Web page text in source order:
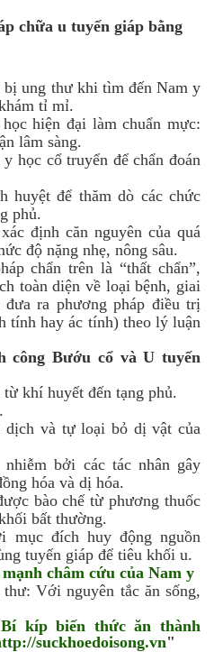
chữa u tuyến giáp bằng
bị ung thư khi tìm đến Nam y
tỉ mỉ.
hiện đại làm chuẩn mực:
lâm sàng.
học cổ truyển để chẩn đoán
huyệt để thăm dò các chức
phủ.
định căn nguyên của quá
độ nặng nhẹ, nông sâu.
chẩn trên là “thất chẩn”,
toàn diện về loại bệnh, giai
đưa ra phương pháp điều trị
tính hay ác tính) theo lý luận
công Bướu cổ và U tuyến
khí huyết đến tạng phủ.
dịch và tự loại bỏ dị vật của
bởi các tác nhân gây
hóa và dị hóa.
bào chế từ phương thuốc
bất thường.
mục đích huy động nguồn
tuyến giáp để tiêu khối u.
châm cứu của Nam y
Với nguyên tắc ăn sống,
Bí kíp biến thức ăn thành
suckhoedoisong.vn"